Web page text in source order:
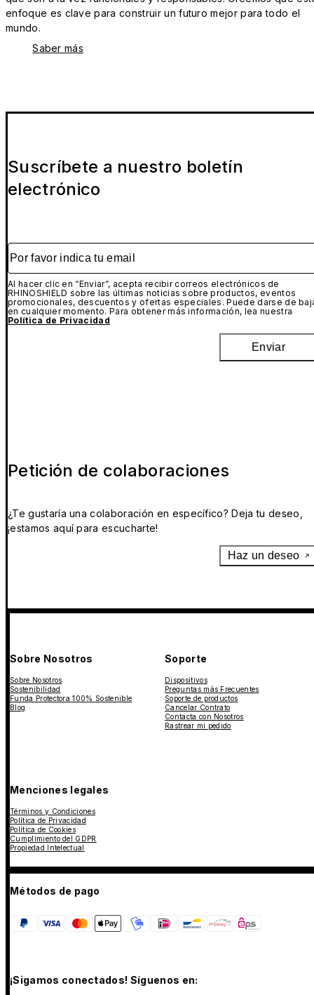
enfoque es clave para construir un futuro mejor para todo el
mundo.
Saber más
Suscríbete a nuestro boletín
electrónico
Por favor indica tu email
Al hacer clic en “Enviar”, acepta recibir correos electrónicos de
RHINOSHIELD sobre las últimas noticias sobre productos, eventos
promocionales, descuentos y ofertas especiales. Puede darse de
en cualquier momento. Para obtener más información, lea nuestra
Política de Privacidad
Enviar
Petición de colaboraciones
¿Te gustaría una colaboración en específico? Deja tu deseo,
¡estamos aquí para escucharte!
Haz un deseo
Sobre Nosotros
Sobre Nosotros
Sostenibilidad
Funda Protectora 100% Sostenible
Blog
Soporte
Dispositivos
Preguntas más Frecuentes
Soporte de productos
Cancelar Contrato
Contacta con Nosotros
Rastrear mi pedido
Menciones legales
Términos y Condiciones
Política de Privacidad
Política de Cookies
Cumplimiento del GDPR
Propiedad Intelectual
Métodos de pago
¡Sigamos conectados! Síguenos en: